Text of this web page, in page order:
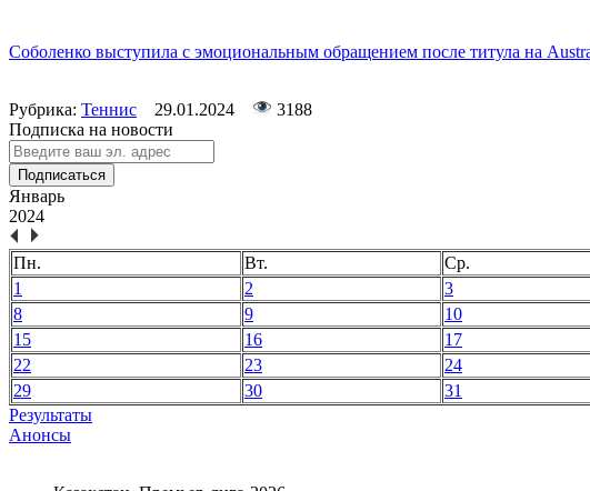
Соболенко выступила с эмоциональным обращением после титула на
Рубрика: Теннис 29.01.2024
3188
Подписка на новости
Подписаться
Январь
2024
Пн. Вт. Ср.
1
2 3
8
9 10
15
16 17
22
23 24
29
30
31
Результаты
Анонсы